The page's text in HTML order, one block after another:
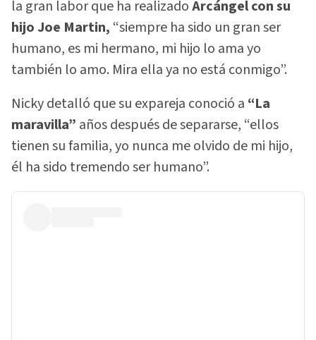
la gran labor que ha realizadoArcángel con su
hijo Joe Martin, “siempre ha sido un gran ser
humano, es mi hermano, mi hijo lo ama yo
también lo amo. Mira ella ya no está conmigo”.
Nicky detalló que su expareja conoció a “La
maravilla” años después de separarse, “ellos
tienen su familia, yo nunca me olvido de mi hijo,
él ha sido tremendo ser humano”.